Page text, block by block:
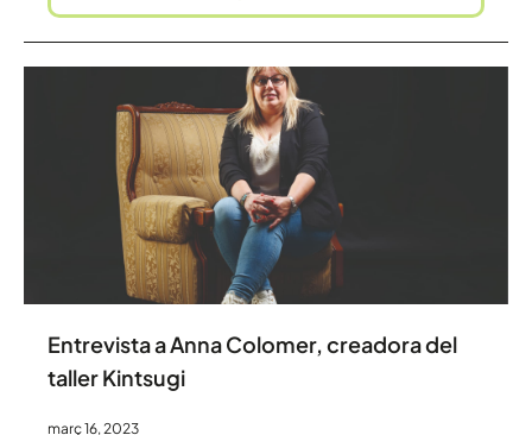
Entrevista a Anna Colomer, creadora del
taller Kintsugi
març 16, 2023